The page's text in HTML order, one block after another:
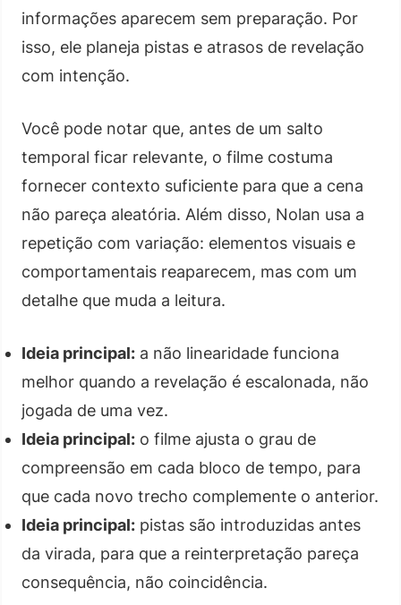
informações aparecem sem preparação. Por
isso, ele planeja pistas e atrasos de revelação
com intenção.
Você pode notar que, antes de um salto
temporal ficar relevante, o filme costuma
fornecer contexto suficiente para que a cena
não pareça aleatória. Além disso, Nolan usa a
repetição com variação: elementos visuais e
comportamentais reaparecem, mas com um
detalhe que muda a leitura.
Ideia principal: a não linearidade funciona
melhor quando a revelação é escalonada, não
jogada de uma vez.
Ideia principal: o filme ajusta o grau de
compreensão em cada bloco de tempo, para
que cada novo trecho complemente o anterior.
Ideia principal: pistas são introduzidas antes
da virada, para que a reinterpretação pareça
consequência, não coincidência.